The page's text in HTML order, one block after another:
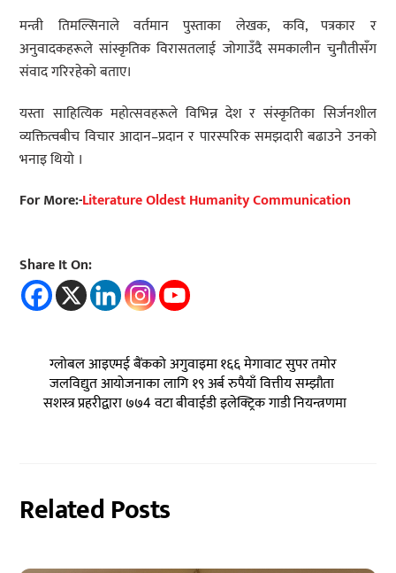
मन्त्री तिमल्सिनाले वर्तमान पुस्ताका लेखक, कवि, पत्रकार र
अनुवादकहरूले सांस्कृतिक विरासतलाई जोगाउँदै समकालीन चुनौतीसँग
संवाद गरिरहेको बताए।
यस्ता साहित्यिक महोत्सवहरूले विभिन्न देश र संस्कृतिका सिर्जनशील
व्यक्तित्वबीच विचार आदान–प्रदान र पारस्परिक समझदारी बढाउने उनको
भनाइ थियो ।
For More:-Literature Oldest Humanity Communication
Share It On:
ग्लोबल आइएमई बैंकको अगुवाइमा १६६ मेगावाट सुपर तमोर
जलविद्युत आयोजनाका लागि १९ अर्ब रुपैयाँ वित्तीय सम्झौता
सशस्त्र प्रहरीद्वारा ७७4 वटा बीवाईडी इलेक्ट्रिक गाडी नियन्त्रणमा
Related Posts